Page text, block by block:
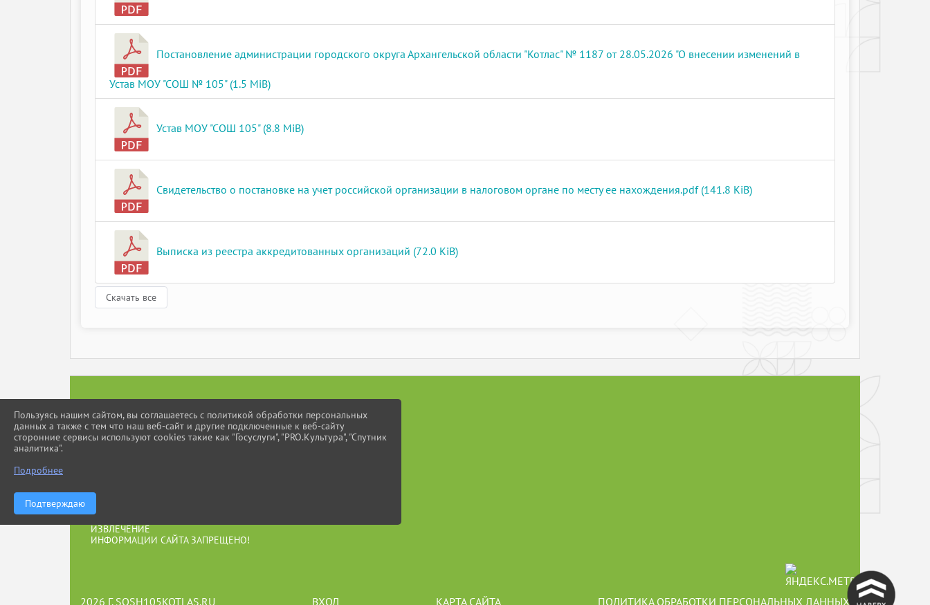
Постановление администрации городского округа Архангельской области "Котлас" № 1187 от 28.05.2026 "О внесении изменений в
Устав МОУ "СОШ № 105" (1.5 MiB)
Устав МОУ "СОШ 105" (8.8 MiB)
Свидетельство о постановке на учет российской организации в налоговом органе по месту ее нахождения.pdf (141.8 KiB)
Выписка из реестра аккредитованных организаций (72.0 KiB)
Скачать все
ПРИ ИСПОЛЬЗОВАНИИ МАТЕРИАЛОВ
ОБЯЗАТЕЛЬНА. АВТОМАТИЗИРОВАННОЕ
ИЗВЛЕЧЕНИЕ
ИНФОРМАЦИИ САЙТА ЗАПРЕЩЕНО!
^
2026 Г. SOSH105KOTLAS.RU ВХОД КАРТА САЙТА ПОЛИТИКА ОБРАБОТКИ ПЕРСОНАЛЬНЫХ ДАННЫХ
Пользуясь нашим сайтом, вы соглашаетесь с политикой обработки персональных
данных а также с тем что наш веб-сайт и другие подключенные к веб-сайту
сторонние сервисы используют cookies такие как "Госуслуги", "PRO.Культура", "Спутник
аналитика".
Подробнее
Подтверждаю